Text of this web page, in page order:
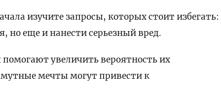
изучите запросы, которых стоит избегать:
но еще и нанести серьезный вред.
увеличить вероятность их
мечты могут привести к